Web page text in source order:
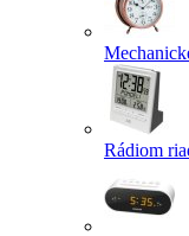
Rádiom